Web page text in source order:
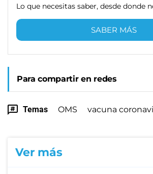
Lo que necesitas saber, desde donde
SABER MÁS
Para compartir en redes
Temas OMS vacuna
Ver más